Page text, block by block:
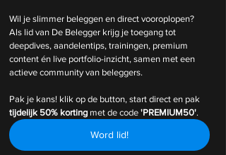
Wil je slimmer beleggen en direct vooroplopen?
Als lid van De Belegger krijg je toegang tot
deepdives, aandelentips, trainingen, premium
content én live portfolio-inzicht, samen met een
actieve community van beleggers.
Pak je kans! klik op de button, start direct en pak
tijdelijk 50% korting met de code 'PREMIUM50'.
Word lid!